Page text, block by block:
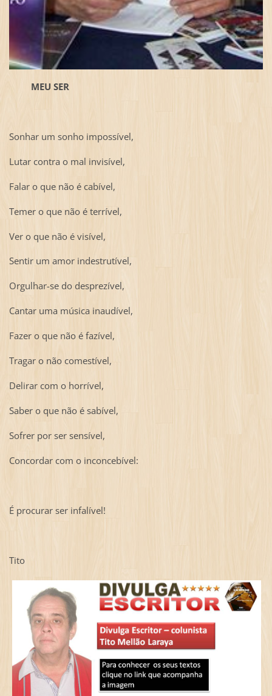
MEU SER
Sonhar um sonho impossível,
Lutar contra o mal invisível,
Falar o que não é cabível,
Temer o que não é terrível,
Ver o que não é visível,
Sentir um amor indestrutível,
Orgulhar-se do desprezível,
Cantar uma música inaudível,
Fazer o que não é fazível,
Tragar o não comestível,
Delirar com o horrível,
Saber o que não é sabível,
Sofrer por ser sensível,
Concordar com o inconcebível:
É procurar ser infalível!
Tito